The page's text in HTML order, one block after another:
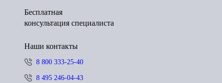
Бесплатная
консультация специалиста
Наши контакты
8 800 333-25-40
8 495 246-04-43